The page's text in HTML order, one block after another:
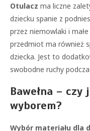
Otulacz ma liczne
dziecku spanie z
przez niemowlaki i
przedmiot ma również
dziecka. Jest to
swobodne ruchy
Bawełna –
wyborem?
Wybór materiału dla